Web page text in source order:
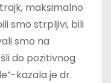
maksimalno
smo strpljivi, bili
smo na
do pozitivnog
kazala je dr.